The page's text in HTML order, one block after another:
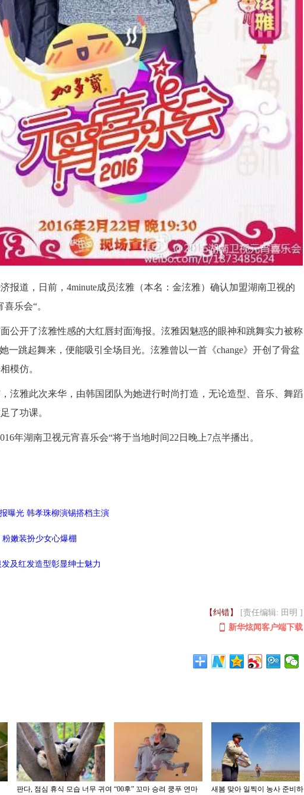
道，日前，4minute成员泫雅（本名：金泫雅）确认加盟湖南卫视的
乐会“。
开了泫雅性感的大红唇封面海报。泫雅因魅惑的眼神和跳舞实力被称
一跳起舞来，便能吸引全场目光。泫雅曾以一首《change》开创了骨盆
模仿。
雅此次来华，由韩国团队为她进行时尚打造，无论造型、音乐、舞蹈
了功课。
年湖南卫视元宵喜乐会“将于当地时间22日晚上7点半播出。
曝光 韩孝珠柳演锡搭档主演
嫩装扮少女心爆棚
及红发造型彰显绅士魅力
【纠错】
[责任编辑: 田明 ]
新华炫闻客户端下载
판다, 점심 휴식 모습 너무 귀여 “00후” 꼬마 승려 쿵푸 연마 새봄 맞아 일찍이 농사 준비하